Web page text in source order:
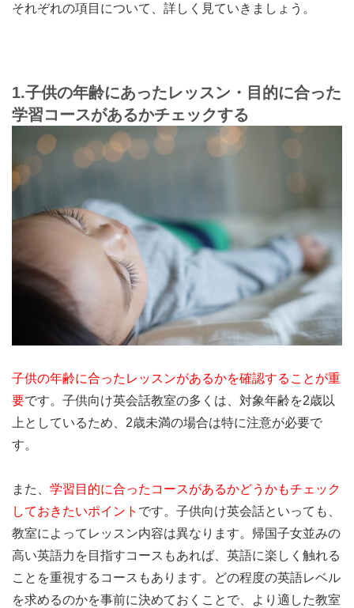
それぞれの項目について、詳しく見ていきましょう。
1.子供の年齢にあったレッスン・目的に合った
学習コースがあるかチェックする
子供の年齢に合ったレッスンがあるかを確認することが重
要です。子供向け英会話教室の多くは、対象年齢を2歳以
上としているため、2歳未満の場合は特に注意が必要で
す。
また、 学習目的に合ったコースがあるかどうかもチェック
しておきたいポイント です。子供向け英会話といっても、
教室によってレッスン内容は異なります。帰国子女並みの
高い英語力を目指すコースもあれば、英語に楽しく触れる
ことを重視するコースもあります。どの程度の英語レベル
を求めるのかを事前に決めておくことで、より適した教室